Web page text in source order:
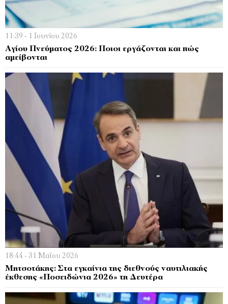
11:39 - 1 Ιουνίου 2026
Αγίου Πνεύματος 2026: Ποιοι εργάζονται και πώς
αμείβονται
18:44 - 31 Μαΐου 2026
Μητσοτάκης: Στα εγκαίνια της διεθνούς ναυτιλιακής
έκθεσης «Ποσειδώνια 2026» τη Δευτέρα